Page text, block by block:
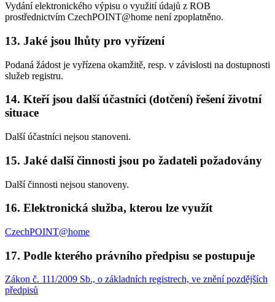
Vydání elektronického výpisu o využití údajů z ROB
prostřednictvím CzechPOINT@home není zpoplatněno.
13. Jaké jsou lhůty pro vyřízení
Podaná žádost je vyřízena okamžitě, resp. v závislosti na dostupnosti
služeb registru.
14. Kteří jsou další účastníci (dotčení) řešení životní
situace
Další účastníci nejsou stanoveni.
15. Jaké další činnosti jsou po žadateli požadovány
Další činnosti nejsou stanoveny.
16. Elektronická služba, kterou lze využít
CzechPOINT@home
17. Podle kterého právního předpisu se postupuje
Zákon č. 111/2009 Sb., o základních registrech, ve znění pozdějších
předpisů